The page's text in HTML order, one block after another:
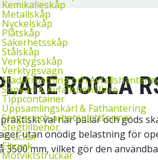
Kemikalieskåp
Metallskåp
Nyckelskåp
Plåtskåp
Säkerhetsskåp
Stålskåp
Verktygsskåp
Verktygsvagn
Städutrustning och
Sopkärl & Avfallsbehållare
Tippcontainer
Uppsamlingskärl & Fathantering
Stegar och arbetsplattformar
Stegtillbehör
Truckar
Eltruck
Motviktstruckar
ROCLA
val när pallar och gods
utan onödig belastning för
mm, vilket gör den